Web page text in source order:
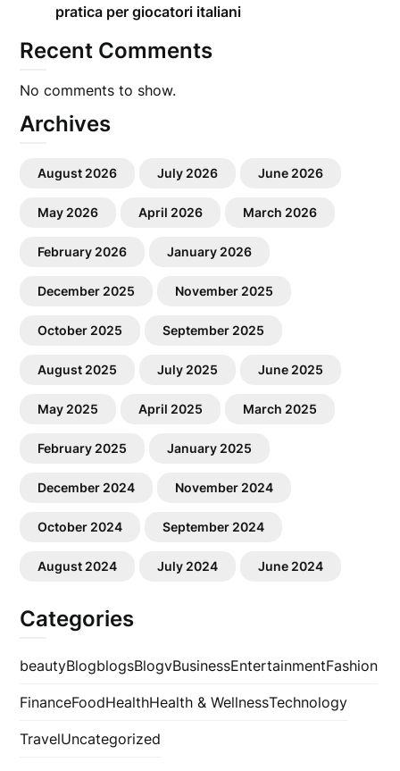
pratica per giocatori italiani
Recent Comments
No comments to show.
Archives
August 2026 July 2026 June 2026
May 2026 April 2026 March 2026
February 2026 January 2026
December 2025 November 2025
October 2025 September 2025
August 2025 July 2025 June 2025
May 2025 April 2025 March 2025
February 2025 January 2025
December 2024 November 2024
October 2024 September 2024
August 2024 July 2024 June 2024
Categories
beautyBlogblogsBlogvBusinessEntertainmentFashion
FinanceFoodHealthHealth & WellnessTechnology
TravelUncategorized